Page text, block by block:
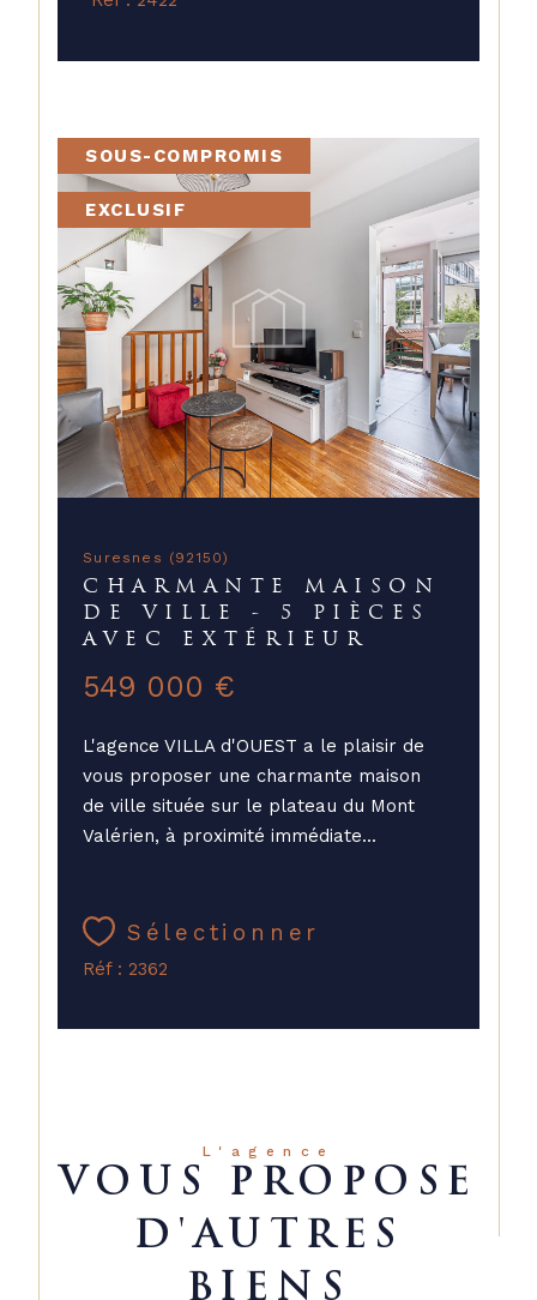
Suresnes (92150)
CHARMANTE MAISON
DE VILLE - 5 PIÈCES
AVEC EXTÉRIEUR
549 000 €
L'agence VILLA d'OUEST a le plaisir de
vous proposer une charmante maison
de ville située sur le plateau du Mont
Valérien, à proximité immédiate...
Sélectionner
Réf : 2362
SOUS-COMPROMIS
EXCLUSIF
L'agence
VOUS PROPOSE
D'AUTRES
BIENS